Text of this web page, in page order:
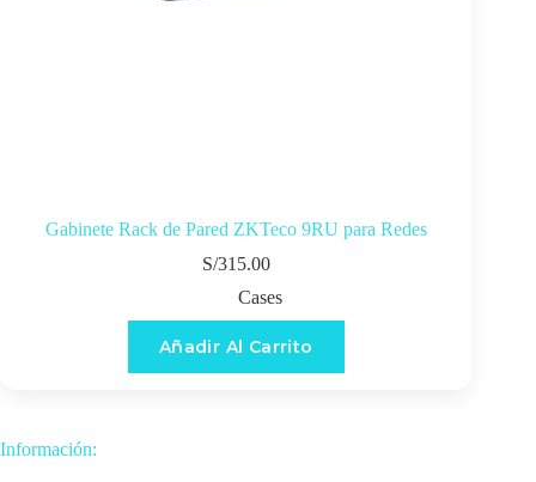
Gabinete Rack de Pared ZKTeco 9RU para Redes
S/315.00
Cases
Añadir Al Carrito
Información: